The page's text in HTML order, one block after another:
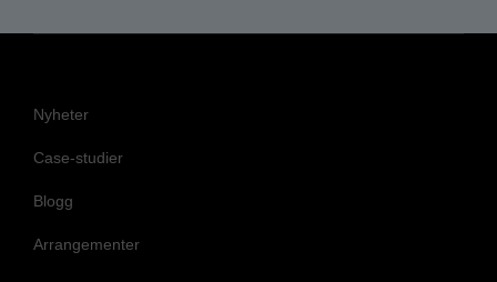
Nyheter
Case-studier
Blogg
Arrangementer